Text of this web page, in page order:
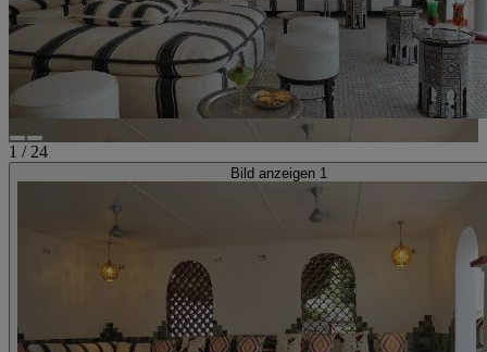
1 / 24
Bild anzeigen 1